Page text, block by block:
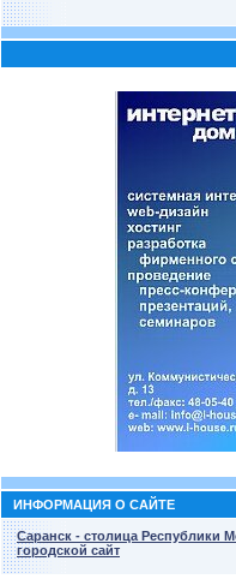
ИНФОРМАЦИЯ О САЙТЕ
Саранск - столица Республики
городской сайт